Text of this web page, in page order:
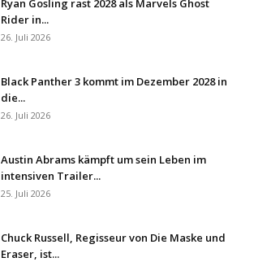
Rider in...
26. Juli 2026
Black Panther 3 kommt im Dezember 2028 in
die...
26. Juli 2026
Austin Abrams kämpft um sein Leben im
intensiven Trailer...
25. Juli 2026
Chuck Russell, Regisseur von Die Maske und
Eraser, ist...